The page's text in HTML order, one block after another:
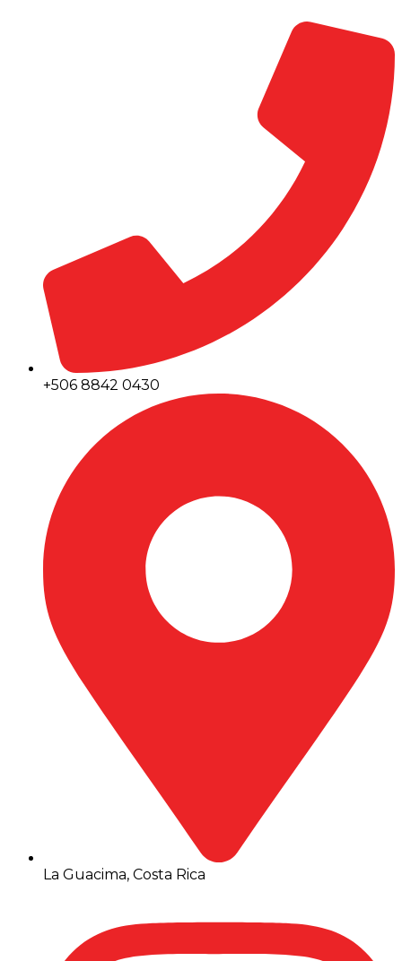
+506 8842 0430
La Guacima, Costa Rica